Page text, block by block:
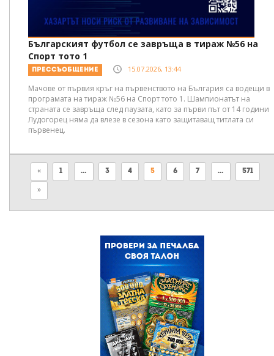
Българският футбол се завръща в тираж №56 на
Спорт тото 1
Прессъобщение 15.07.2026, 13:44
Мачове от първия кръг на първенството на България са водещи в
програмата на тираж №56 на Спорт тото 1. Шампионатът на
страната се завръща след паузата, като за първи път от 14 години
Лудогорец няма да влезе в сезона като защитаващ титлата си
първенец.
« 1 … 3 4 5 6 7 … 571
»